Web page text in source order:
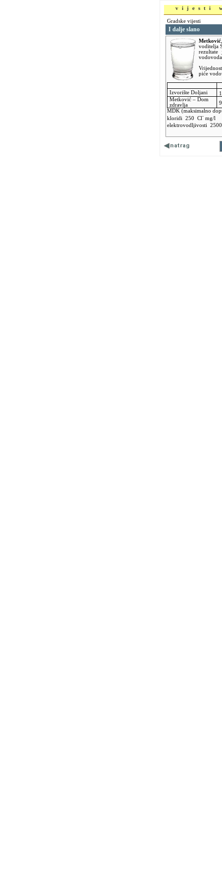
vijesti
Gradske vijesti
I dalje slano
Metković
voditelja
rezultate
piće
Izvorište Doljani
Metković – Dom
zdravlja
MDK (maksimalno
kloridi 250 Cl - mg/l
elektrovodljivosti